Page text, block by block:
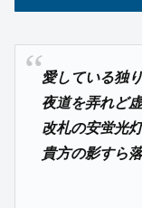
愛している独
夜道を弄れど
改札の安蛍光
貴方の影すら